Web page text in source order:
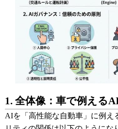
1. 全体像：車で例える
AIを「高性能な自動車」に例え